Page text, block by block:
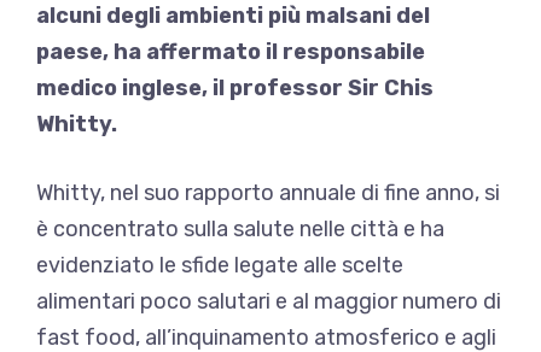
alcuni degli ambienti più malsani del
paese, ha affermato il responsabile
medico inglese, il professor Sir Chis
Whitty.
Whitty, nel suo rapporto annuale di fine anno, si
è concentrato sulla salute nelle città e ha
evidenziato le sfide legate alle scelte
alimentari poco salutari e al maggior numero di
fast food, all’inquinamento atmosferico e agli